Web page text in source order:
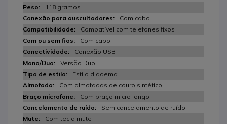
118 gramos
Com cabo
Compatível com telefones fixos
Com cabo
Conexão USB
Versão Duo
Estilo diadema
Com almofadas de couro sintético
Com braço micro longo
Sem cancelamento de ruído
Com tecla mute